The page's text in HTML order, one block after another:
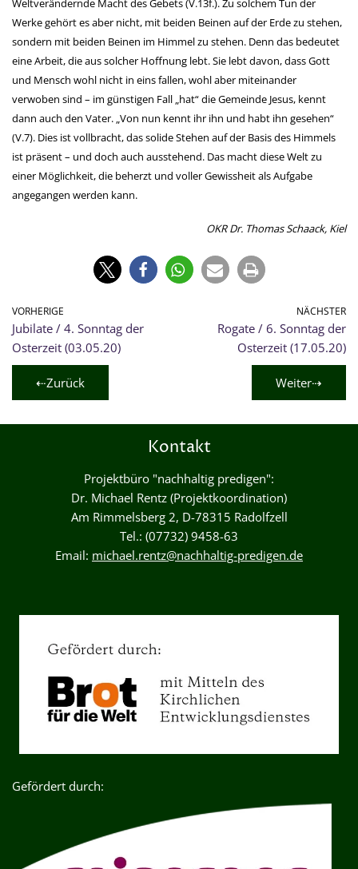
Weltverändernde Macht des Gebets (V.13f.). Zu solchem Tun der
Werke gehört es aber nicht, mit beiden Beinen auf der Erde zu stehen,
sondern mit beiden Beinen im Himmel zu stehen. Denn das bedeutet
eine Arbeit, die aus solcher Hoffnung lebt. Sie lebt davon, dass Gott
und Mensch wohl nicht in eins fallen, wohl aber miteinander
verwoben sind – im günstigen Fall „hat“ die Gemeinde Jesus, kennt
dann auch den Vater. „Von nun kennt ihr ihn und habt ihn gesehen“
(V.7). Dies ist vollbracht, das solide Stehen auf der Basis des Himmels
ist präsent – und doch auch ausstehend. Das macht diese Welt zu
einer Möglichkeit, die beherzt und voller Gewissheit als Aufgabe
angegangen werden kann.
OKR Dr. Thomas Schaack, Kiel
VORHERIGE
Jubilate / 4. Sonntag der
Osterzeit (03.05.20)
NÄCHSTER
Rogate / 6. Sonntag der
Osterzeit (17.05.20)
⇠Zurück Weiter⇢
Kontakt
Projektbüro "nachhaltig predigen":
Dr. Michael Rentz (Projektkoordination)
Am Rimmelsberg 2, D-78315 Radolfzell
Tel.: (07732) 9458-63
Email: michael.rentz@nachhaltig-predigen.de
Gefördert durch: